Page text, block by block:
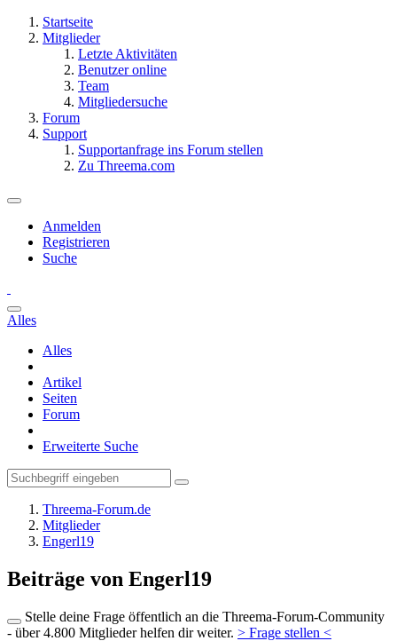
Startseite
Mitglieder
Letzte Aktivitäten
Benutzer online
Team
Mitgliedersuche
Forum
Support
Supportanfrage ins Forum stellen
Zu Threema.com
Anmelden
Registrieren
Suche
Alles
Alles
Artikel
Seiten
Forum
Erweiterte Suche
Threema-Forum.de
Mitglieder
Engerl19
Beiträge von Engerl19
Stelle deine Frage öffentlich an die Threema-Forum-Community
- über 4.800 Mitglieder helfen dir weiter. > Frage stellen <